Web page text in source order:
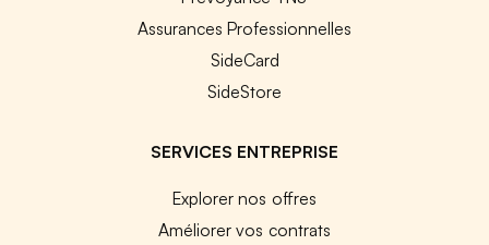
Assurances Professionnelles
SideCard
SideStore
SERVICES ENTREPRISE
Explorer nos offres
Améliorer vos contrats